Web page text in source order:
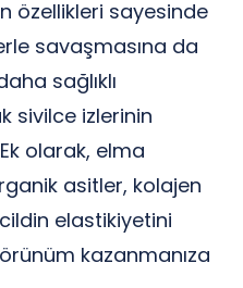
özellikleri sayesinde
savaşmasına da
sağlıklı
sivilce izlerinin
olarak, elma
asitler, kolajen
elastikiyetini
kazanmanıza